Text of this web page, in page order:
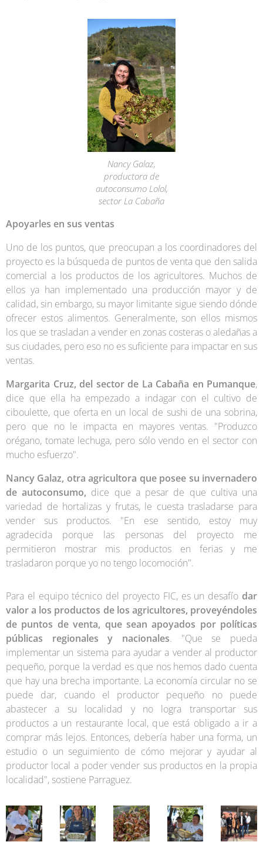
Nancy Galaz,
productora de
autoconsumo Lolol,
sector La Cabaña
Apoyarles en sus ventas
Uno de los puntos, que preocupan a los coordinadores del
proyecto es la búsqueda de puntos de venta que den salida
comercial a los productos de los agricultores. Muchos de
ellos ya han implementado una producción mayor y de
calidad, sin embargo, su mayor limitante sigue siendo dónde
ofrecer estos alimentos. Generalmente, son ellos mismos
los que se trasladan a vender en zonas costeras o aledañas a
sus ciudades, pero eso no es suficiente para impactar en sus
ventas.
Margarita Cruz, del sector de La Cabaña en Pumanque,
dice que ella ha empezado a indagar con el cultivo de
ciboulette, que oferta en un local de sushi de una sobrina,
pero que no le impacta en mayores ventas. "Produzco
orégano, tomate lechuga, pero sólo vendo en el sector con
mucho esfuerzo".
Nancy Galaz, otra agricultora que posee su invernadero
de autoconsumo, dice que a pesar de que cultiva una
variedad de hortalizas y frutas, le cuesta trasladarse para
vender sus productos. "En ese sentido, estoy muy
agradecida porque las personas del proyecto me
permitieron mostrar mis productos en ferias y me
trasladaron porque yo no tengo locomoción".
Para el equipo técnico del proyecto FIC, es un desafío dar
valor a los productos de los agricultores, proveyéndoles
de puntos de venta, que sean apoyados por políticas
públicas regionales y nacionales. "Que se pueda
implementar un sistema para ayudar a vender al productor
pequeño, porque la verdad es que nos hemos dado cuenta
que hay una brecha importante. La economía circular no se
puede dar, cuando el productor pequeño no puede
abastecer a su localidad y no logra transportar sus
productos a un restaurante local, que está obligado a ir a
comprar más lejos. Entonces, debería haber una forma, un
estudio o un seguimiento de cómo mejorar y ayudar al
productor local a poder vender sus productos en la propia
localidad", sostiene Parraguez.